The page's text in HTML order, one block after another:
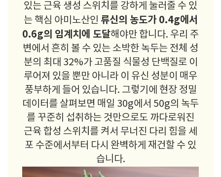
있는 근육 생성 스위치를 강하게 눌러줄 수 있
는 핵심 아미노산인 류신의 농도가 0.4g에서
0.6g의 임계치에 도달해야만 합니다. 우리 주
변에서 흔히 볼 수 있는 소박한 녹두는 전체 성
분의 최대 32%가 고품질 식물성 단백질로 이
루어져 있을 뿐만 아니라 이 유신 성분이 매우
풍부하게 들어 있습니다. 그렇기에 현장 정밀
데이터를 살펴보면 매일 30g에서 50g의 녹두
를 꾸준히 섭취하는 것만으로도 까다로워진
근육 합성 스위치를 켜서 무너진 다리 힘을 세
포 수준에서부터 다시 완벽하게 재건할 수 있
습니다.